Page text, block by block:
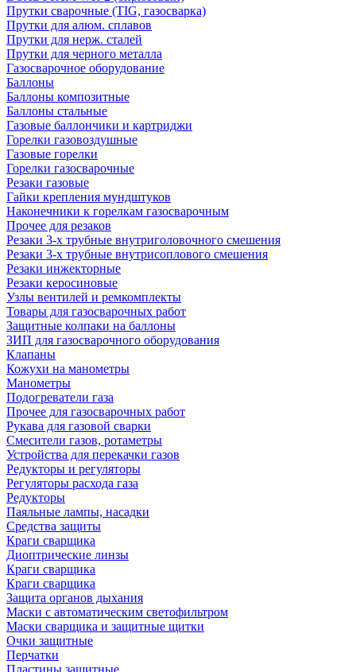
Прутки сварочные (TIG, газосварка)
Прутки для алюм. сплавов
Прутки для нерж. сталей
Прутки для черного металла
Газосварочное оборудование
Баллоны
Баллоны композитные
Баллоны стальные
Газовые баллончики и картриджи
Горелки газовоздушные
Газовые горелки
Горелки газосварочные
Резаки газовые
Гайки крепления мундштуков
Наконечники к горелкам газосварочным
Прочее для резаков
Резаки 3-х трубные внутриголовочного смешения
Резаки 3-х трубные внутрисоплового смешения
Резаки инжекторные
Резаки керосиновые
Узлы вентилей и ремкомплекты
Товары для газосварочных работ
Защитные колпаки на баллоны
ЗИП для газосварочного оборудования
Клапаны
Кожухи на манометры
Манометры
Подогреватели газа
Прочее для газосварочных работ
Рукава для газовой сварки
Смесители газов, ротаметры
Устройства для перекачки газов
Редукторы и регуляторы
Регуляторы расхода газа
Редукторы
Паяльные лампы, насадки
Средства защиты
Краги сварщика
Диоптрические линзы
Краги сварщика
Краги сварщика
Защита органов дыхания
Маски с автоматическим светофильтром
Маски сварщика и защитные щитки
Очки защитные
Перчатки
Пластины защитные